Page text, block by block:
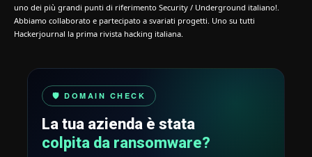
uno dei più grandi punti di riferimento Security / Underground italiano!.
Abbiamo collaborato e partecipato a svariati progetti. Uno su tutti
Hackerjournal la prima rivista hacking italiana.
🛡️ DOMAIN CHECK
La tua azienda è stata
colpita da ransomware?